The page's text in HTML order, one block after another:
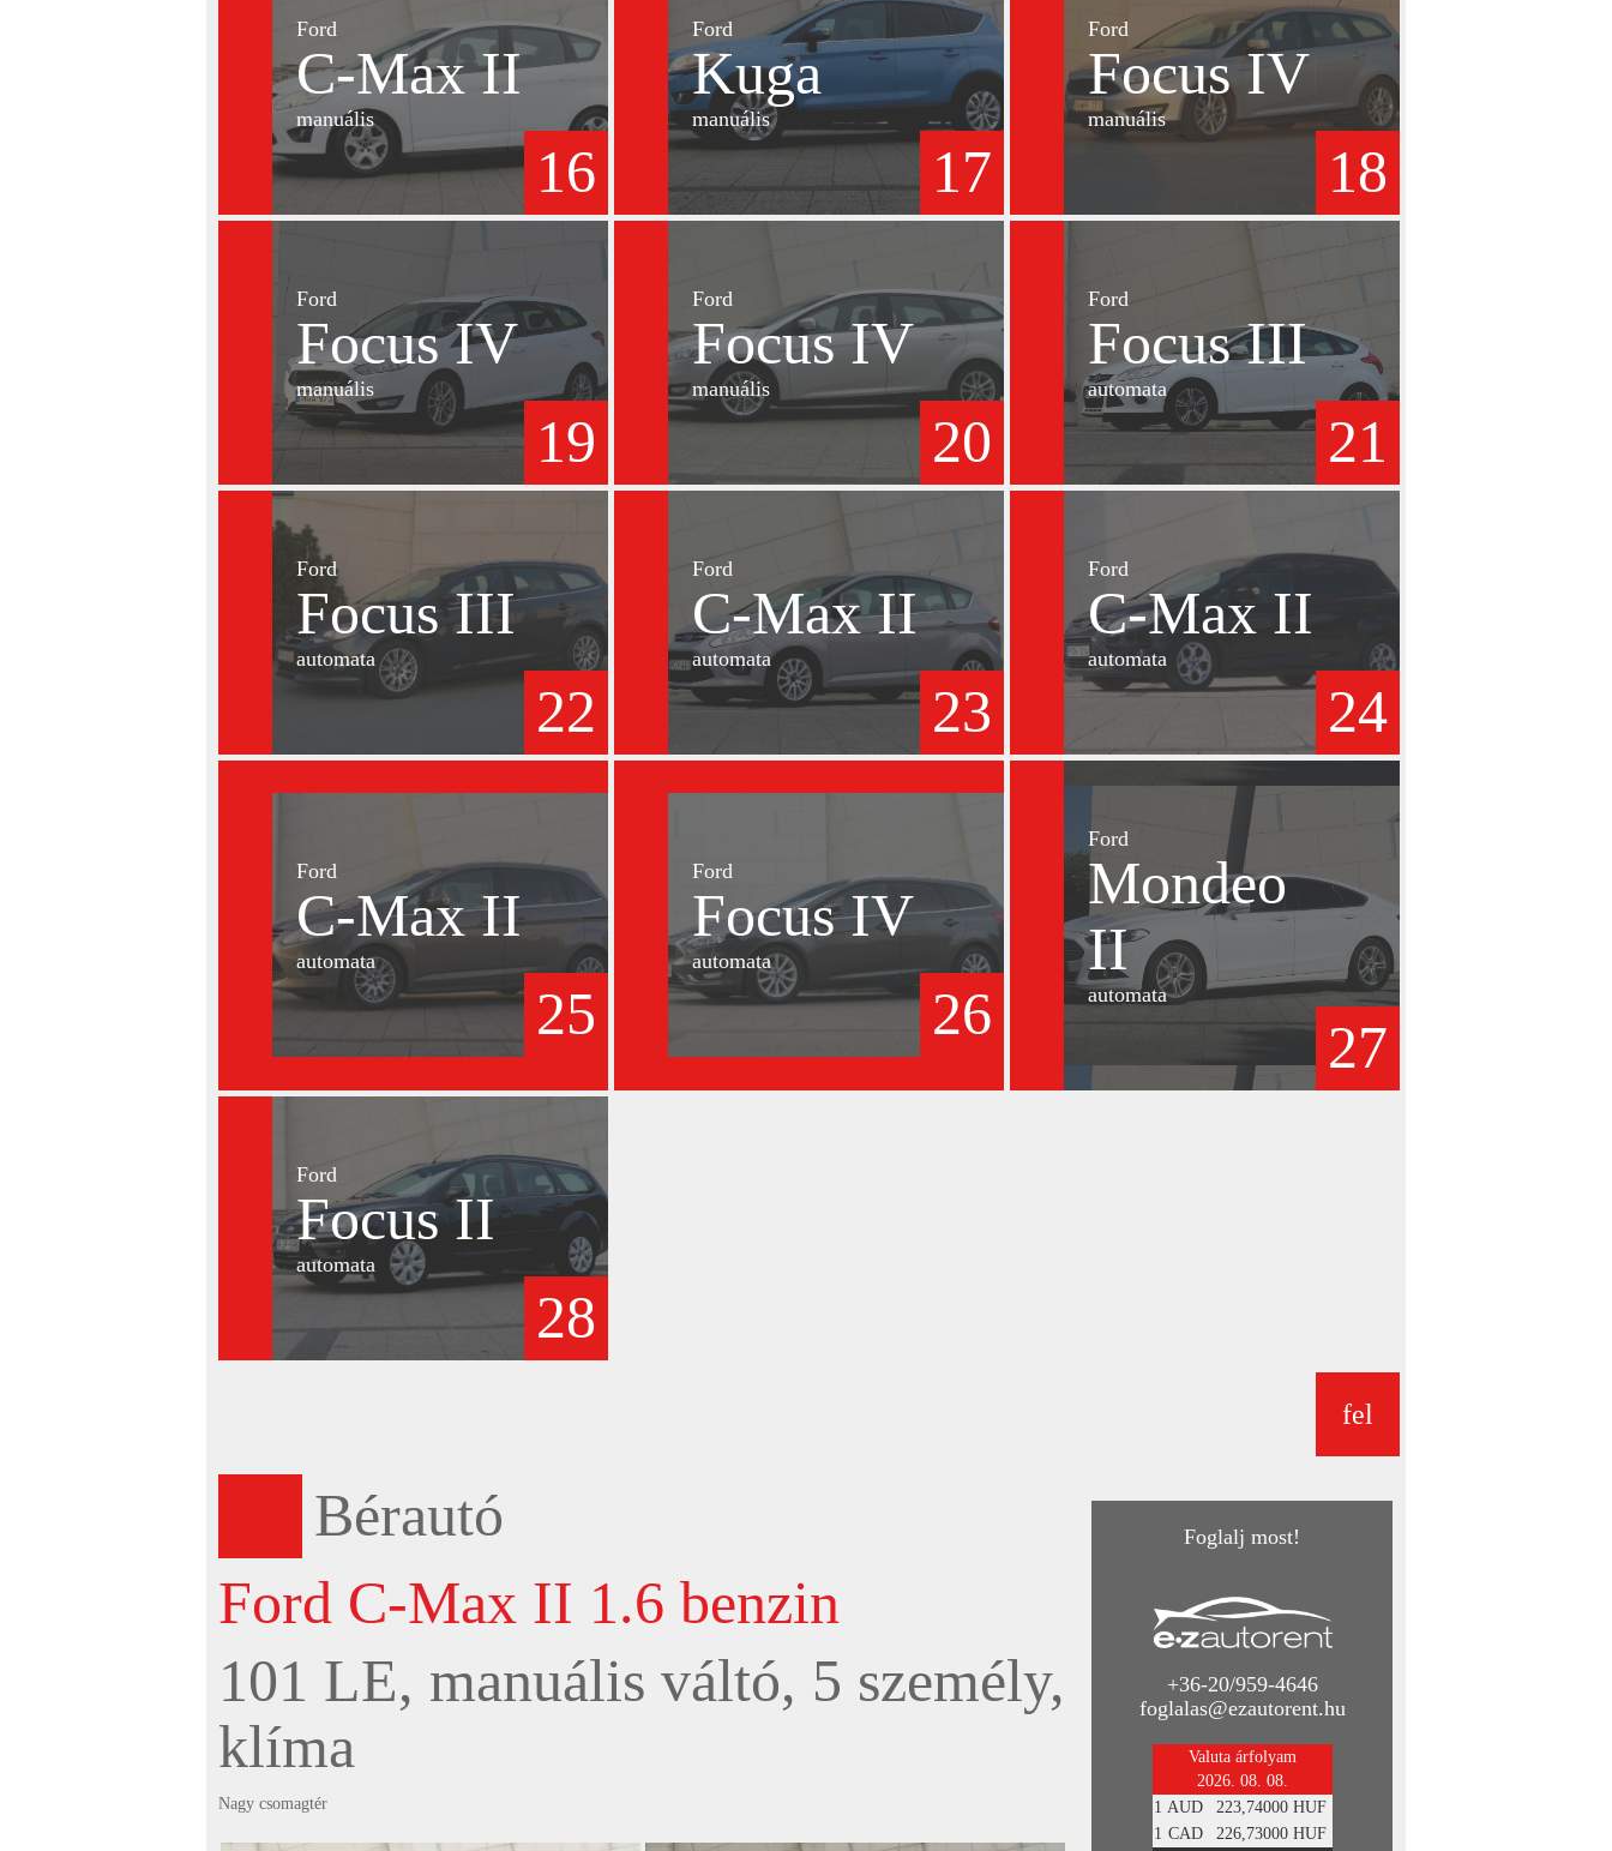
Ford
C-Max II
manuális
16
Ford
Kuga
manuális
17
Ford
Focus IV
manuális
18
Ford
Focus IV
manuális
19
Ford
Focus IV
manuális
20
Ford
Focus III
automata
21
Ford
Focus III
automata
22
Ford
C-Max II
automata
23
Ford
C-Max II
automata
24
Ford
C-Max II
automata
25
Ford
Focus IV
automata
26
Ford
Mondeo
II
automata
27
Ford
Focus II
automata
28
fel
Bérautó Foglalj most!
+36-20/959-4646
foglalas@ezautorent.hu
Valuta árfolyam
2026. 08. 08.
1 AUD
223,74000 HUF
1 CAD 226,73000 HUF
Ford C-Max II 1.6 benzin
101 LE, manuális váltó, 5 személy,
klíma
Nagy csomagtér